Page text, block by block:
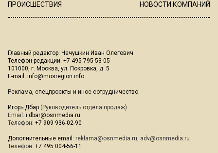
ПРОИСШЕСТВИЯ
НОВОСТИ КОМПАНИЙ
Главный редактор: Чечушкин Иван Олегович.
Телефон редакции: +7 495 795-53-05
101000, г. Москва, ул. Покровка, д. 5
E-mail: info@mosregion.info
Реклама, спецпроекты и иное сотрудничество:
Игорь Дбар (Руководитель отдела продаж)
Email: i.dbar@osnmedia.ru
Телефон: +7 909 936-02-90
Дополнительные email: reklama@osnmedia.ru, adv@osnmedia.ru
Телефон: +7 495 004-56-11